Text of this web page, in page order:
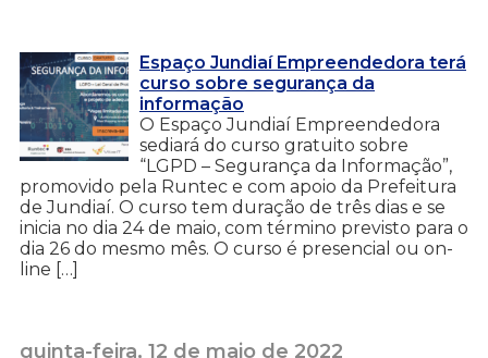
Espaço Jundiaí Empreendedora terá
curso sobre segurança da
informação
O Espaço Jundiaí Empreendedora
sediará do curso gratuito sobre
“LGPD – Segurança da Informação”,
promovido pela Runtec e com apoio da Prefeitura
de Jundiaí. O curso tem duração de três dias e se
inicia no dia 24 de maio, com término previsto para o
dia 26 do mesmo mês. O curso é presencial ou on-
line […]
quinta-feira, 12 de maio de 2022